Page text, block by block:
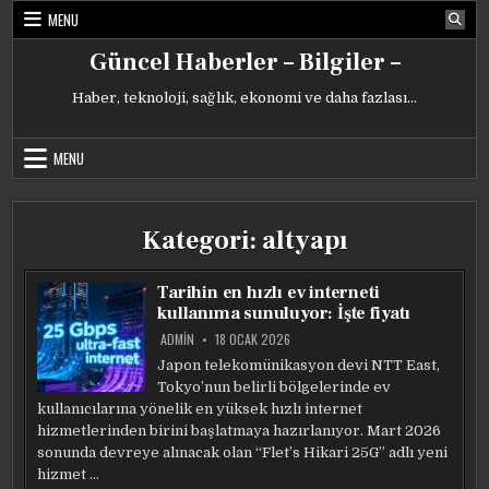
Skip
MENU
Güncel Haberler – Bilgiler –
Haber, teknoloji, sağlık, ekonomi ve daha fazlası…
MENU
Kategori: altyapı
Tarihin en hızlı ev interneti
kullanıma sunuluyor: İşte fiyatı
ADMIN 18 OCAK 2026
Japon telekomünikasyon devi NTT East,
Tokyo’nun belirli bölgelerinde ev
kullanıcılarına yönelik en yüksek hızlı internet
hizmetlerinden birini başlatmaya hazırlanıyor. Mart 2026
sonunda devreye alınacak olan “Flet’s Hikari 25G” adlı yeni
hizmet …